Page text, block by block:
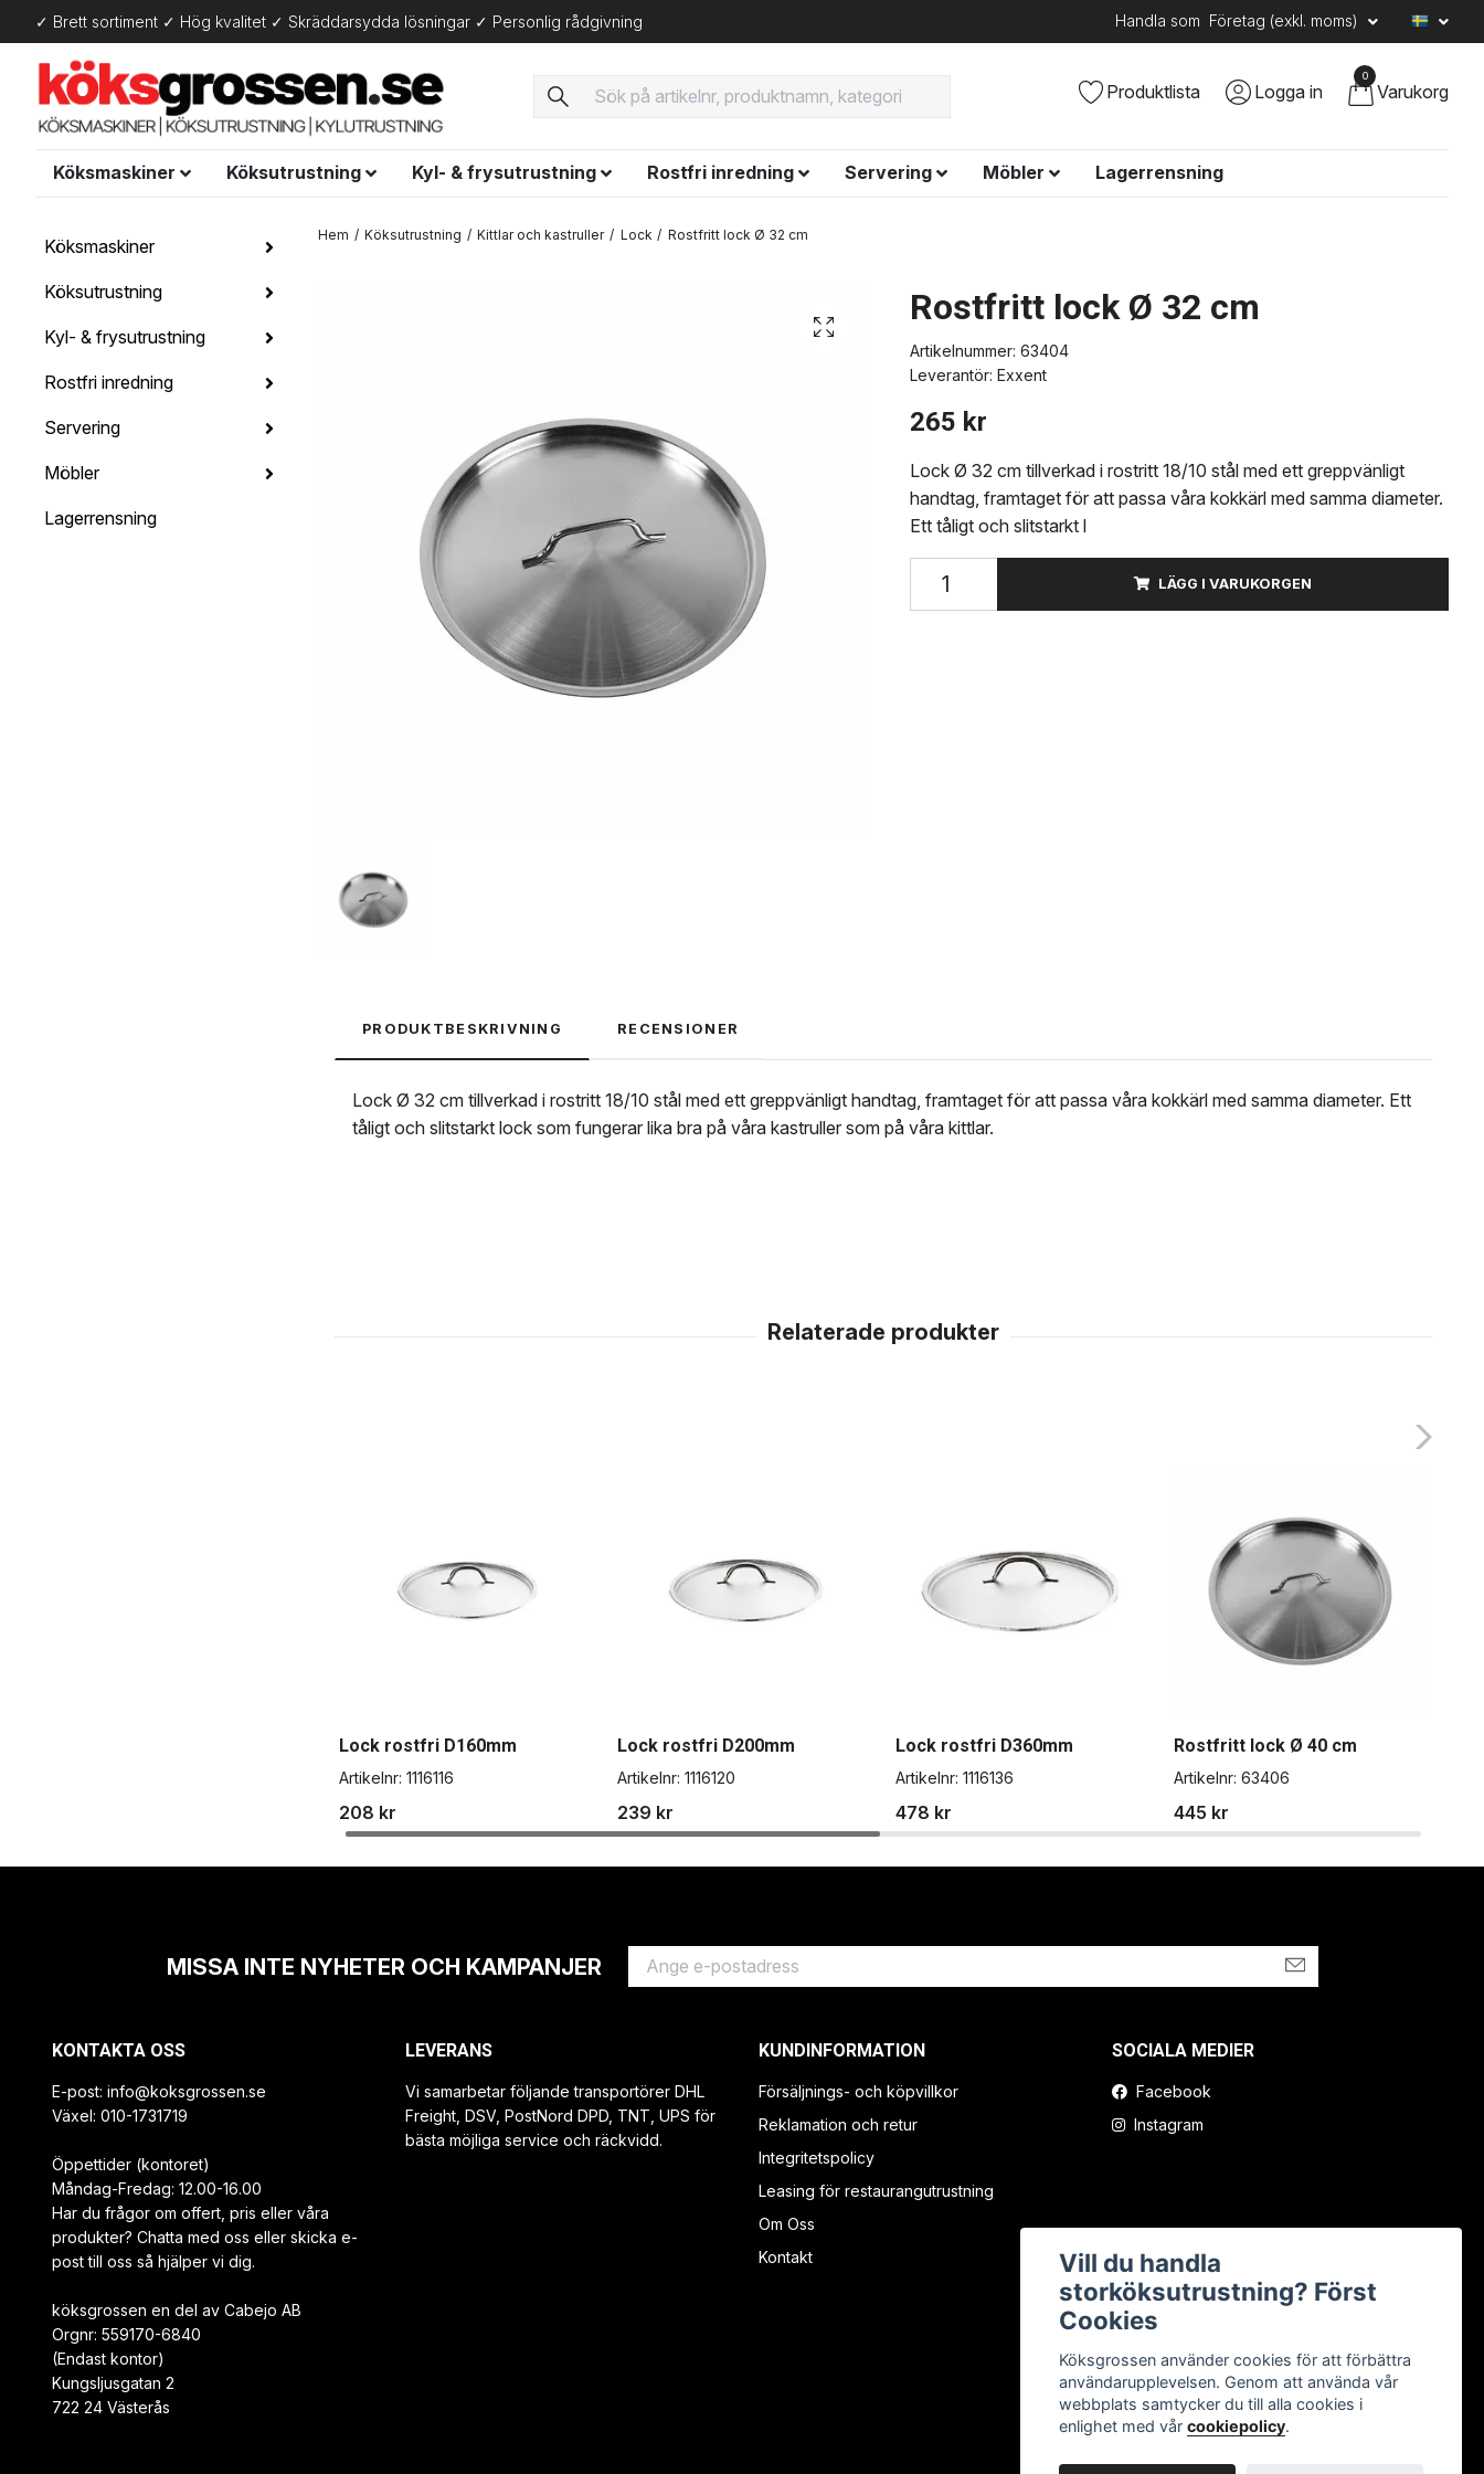
✓ Brett sortiment ✓ Hög kvalitet ✓ Skräddarsydda lösningar ✓ Personlig rådgivning Handla som Företag (exkl. moms)
Produktlista Logga in
0
Varukorg
Köksmaskiner Köksutrustning Kyl- & frysutrustning Rostfri inredning Servering Möbler Lagerrensning
Köksmaskiner
Köksutrustning
Kyl- & frysutrustning
Rostfri inredning
Servering
Möbler
Lagerrensning
Hem Köksutrustning Kittlar och kastruller Lock Rostfritt lock Ø 32 cm
Rostfritt lock Ø 32 cm
Artikelnummer: 63404
Leverantör: Exxent
265 kr
Lock Ø 32 cm tillverkad i rostritt 18/10 stål med ett greppvänligt
handtag, framtaget för att passa våra kokkärl med samma diameter.
Ett tåligt och slitstarkt l
LÄGG I VARUKORGEN
PRODUKTBESKRIVNING RECENSIONER
Lock Ø 32 cm tillverkad i rostritt 18/10 stål med ett greppvänligt handtag, framtaget för att passa våra kokkärl med samma diameter. Ett
tåligt och slitstarkt lock som fungerar lika bra på våra kastruller som på våra kittlar.
Lock rostfri D160mm
Artikelnr: 1116116
208 kr
Lock rostfri D200mm
Artikelnr: 1116120
239 kr
Lock rostfri D360mm
Artikelnr: 1116136
478 kr
Rostfritt lock Ø 40 cm
Artikelnr: 63406
445 kr
MISSA INTE NYHETER OCH KAMPANJER
KONTAKTA OSS
E-post: info@koksgrossen.se
Växel: 010-1731719
Öppettider (kontoret)
Måndag-Fredag: 12.00-16.00
Har du frågor om offert, pris eller våra
produkter? Chatta med oss eller skicka e-
post till oss så hjälper vi dig.
köksgrossen en del av Cabejo AB
Orgnr: 559170-6840
(Endast kontor)
Kungsljusgatan 2
722 24 Västerås
LEVERANS
Vi samarbetar följande transportörer DHL
Freight, DSV, PostNord DPD, TNT, UPS för
bästa möjliga service och räckvidd.
KUNDINFORMATION
Försäljnings- och köpvillkor
Reklamation och retur
Integritetspolicy
Leasing för restaurangutrustning
Om Oss
Kontakt
SOCIALA MEDIER
Facebook
Instagram
Vill du handla
storköksutrustning? Först
Cookies
Köksgrossen använder cookies för att förbättra
användarupplevelsen. Genom att använda vår
webbplats samtycker du till alla cookies i
enlighet med vårcookiepolicy.